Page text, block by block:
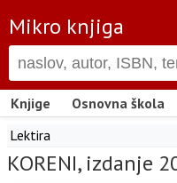
Mikro knjiga
Knjige Osnovna škola
Lektira
KORENI, izdanje